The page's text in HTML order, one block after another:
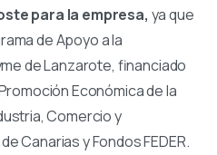
para la empresa, ya que
de Apoyo a la
de Lanzarote, financiado
Económica de la
Comercio y
Canarias y Fondos FEDER.